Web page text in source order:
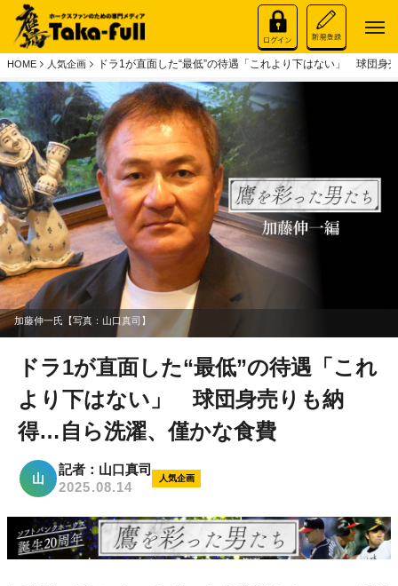
HOME 人気企画 ドラ1が直面した“最低”の待遇「これより下はない」 球団身
加藤伸一氏【写真：山口真司】
ドラ1が直面した“最低”の待遇「これ
より下はない」 球団身売りも納
得…自ら洗濯、僅かな食費
山
記者：山口真司
2025.08.14
人気企画